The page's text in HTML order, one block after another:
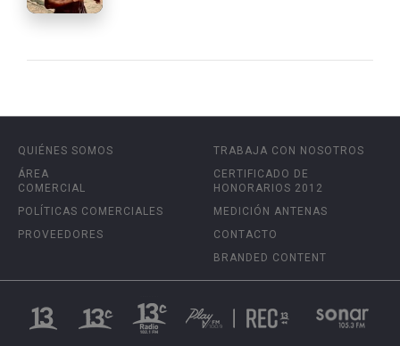
QUIÉNES SOMOS
ÁREA
COMERCIAL
POLÍTICAS COMERCIALES
PROVEEDORES
TRABAJA CON NOSOTROS
CERTIFICADO DE
HONORARIOS 2012
MEDICIÓN ANTENAS
CONTACTO
BRANDED CONTENT